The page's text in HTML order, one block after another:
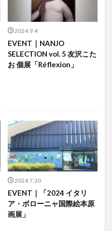
2024.9.4
EVENT｜NANJO
SELECTION vol. 5 友沢こた
お 個展「Réflexion」
2024.7.30
EVENT｜「2024 イタリ
ア・ボローニャ国際絵本原
画展」